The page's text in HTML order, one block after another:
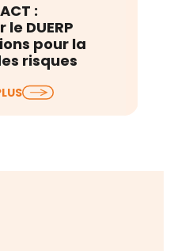
:
DUERP
pour la
risques
des
est à jour, les